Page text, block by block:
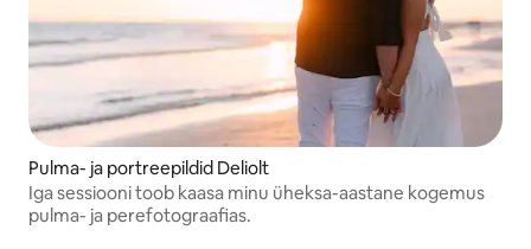
Pulma- ja portreepildid Deliolt
Iga sessiooni toob kaasa minu üheksa-aastane kogemus
pulma- ja perefotograafias.